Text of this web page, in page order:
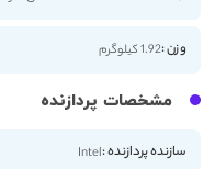
وزن :1.92 کیلوگرم
مشخصات پردازنده
سازنده پردازنده :Intel